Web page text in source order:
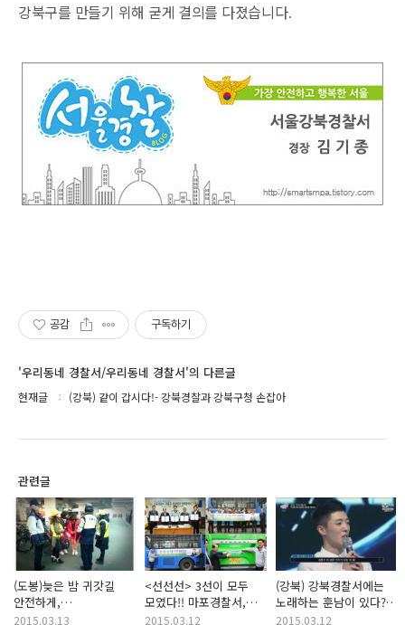
강북구를 만들기 위해 굳게 결의를 다졌습니다.
공감 구독하기
'우리동네 경찰서/우리동네 경찰서'의 다른글
현재글 (강북) 같이 갑시다!- 강북경찰과 강북구청 손잡아
관련글
(도봉)늦은 밤 귀갓길
안전하게,
"여성안심귀가 서비스"
2015.03.13
<선선선> 3선이 모두
모였다!! 마포경찰서,
마포구청, 운수업계~
2015.03.12
(강북) 강북경찰서에는
노래하는 훈남이 있다?
없다?
2015.03.12